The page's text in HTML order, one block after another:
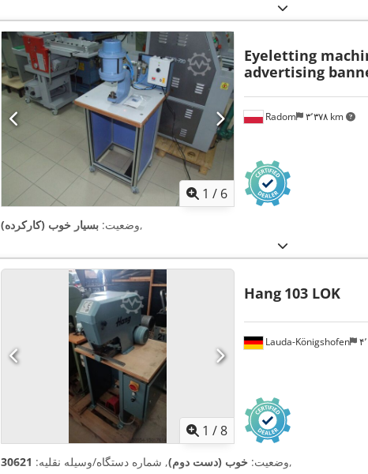
1 / 6
Radom ۳٬۳۷۸ km
Eyeletting
advertising
وضعیت: بسیار خوب (کارکرده) ,
1 /8
Lauda-Königshofen
Hang 103 LOK
وضعیت: خوب (دست دوم), شماره دستگاه/وسیله نقلیه: 30621 ,